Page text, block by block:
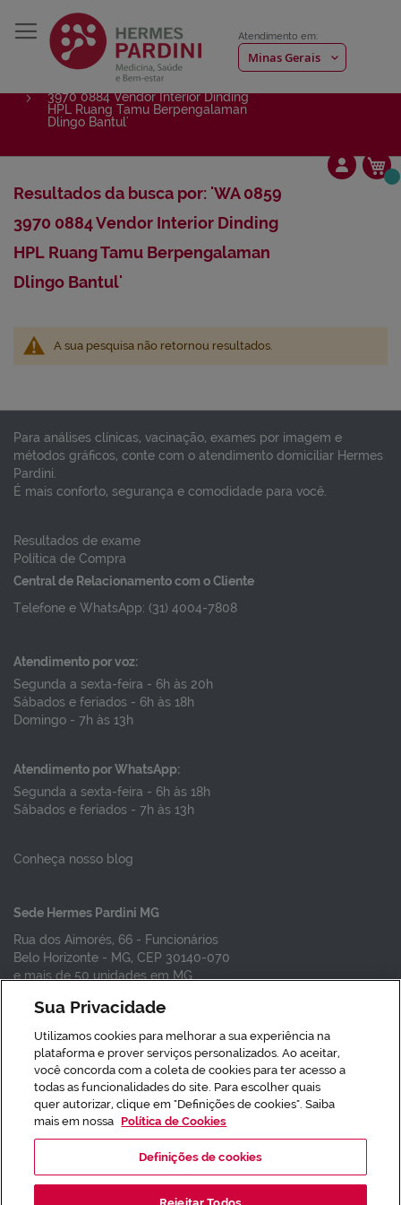
Atendimento em:
Resultados da busca por: 'WA 0859
3970 0884 Vendor Interior Dinding
HPL Ruang Tamu Berpengalaman
Dlingo Bantul'
Resultados da busca por: 'WA 0859
3970 0884 Vendor Interior Dinding
HPL Ruang Tamu Berpengalaman
Dlingo Bantul'
A sua pesquisa não retornou resultados.
Para análises clínicas, vacinação, exames por imagem e
métodos gráficos, conte com o atendimento domiciliar Hermes
Pardini.
É mais conforto, segurança e comodidade para você.
Resultados de exame
Política de Compra
Central de Relacionamento com o Cliente
Telefone e WhatsApp: (31) 4004-7808
Atendimento por voz:
Segunda a sexta-feira - 6h às 20h
Sábados e feriados - 6h às 18h
Domingo - 7h às 13h
Atendimento por WhatsApp:
Segunda a sexta-feira - 6h às 18h
Sábados e feriados - 7h às 13h
Conheça nosso blog
Sede Hermes Pardini MG
Rua dos Aimorés, 66 - Funcionários
Belo Horizonte - MG, CEP 30140-070
e mais de 50 unidades em MG
Vacinas em SP
Vacinas em BH
Vacina da gripe
Responsável Técnico: Dr. Guilherme
Birchal Collares - CRMMG 35635 -
Inscrição CRM 356 MG
Instituto Hermes Pardini S/A, CNPJ
19.378.769/0001-76 - Rua Aimorés, nº
Sua Privacidade
Utilizamos cookies para melhorar a sua experiência na
plataforma e prover serviços personalizados. Ao aceitar,
você concorda com a coleta de cookies para ter acesso a
todas as funcionalidades do site. Para escolher quais
quer autorizar, clique em "Definições de cookies". Saiba
mais em nossa Política de Cookies
Definições de cookies